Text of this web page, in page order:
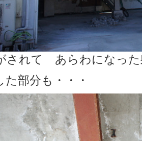
されて あらわになった
部分も・・・